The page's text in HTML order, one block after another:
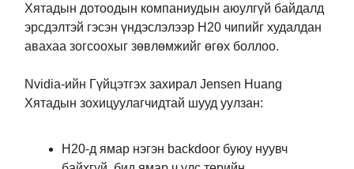
Хятадын дотоодын компаниудын аюулгүй байдалд
эрсдэлтэй гэсэн үндэслэлээр H20 чипийг худалдан
авахаа зогсоохыг зөвлөмжийг өгөх боллоо.
Nvidia-ийн Гүйцэтгэх захирал Jensen Huang
Хятадын зохицуулагчидтай шууд уулзан:
H20-д ямар нэгэн backdoor буюу нуувч